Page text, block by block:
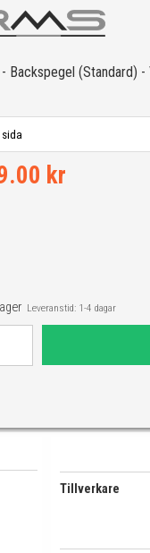
- Backspegel (Standard) -
kr
Leveranstid: 1-4 dagar
Tillverkare